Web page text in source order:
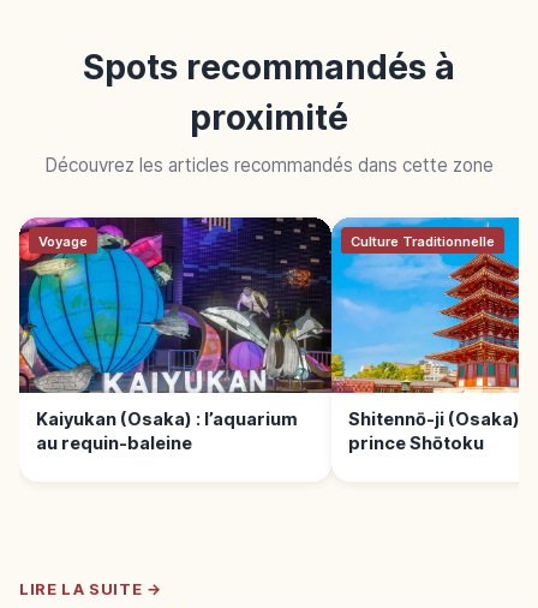
Spots recommandés à
proximité
Découvrez les articles recommandés dans cette zone
Voyage
Kaiyukan (Osaka) : l’aquarium
au requin-baleine
Culture Traditionnelle
Shitennō-ji (Osaka) :
prince Shōtoku
LIRE LA SUITE →